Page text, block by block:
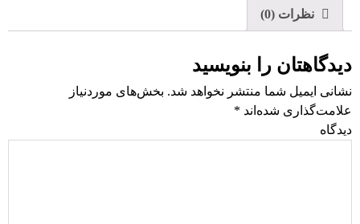
نظرات (0)
دیدگاهتان را بنویسید
نشانی ایمیل شما منتشر نخواهد شد. بخش‌های موردنیاز
علامت‌گذاری شده‌اند *
دیدگاه